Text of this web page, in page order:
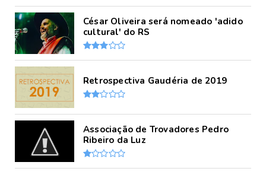
César Oliveira será nomeado 'adido
cultural' do RS
Retrospectiva Gaudéria de 2019
Associação de Trovadores Pedro
Ribeiro da Luz